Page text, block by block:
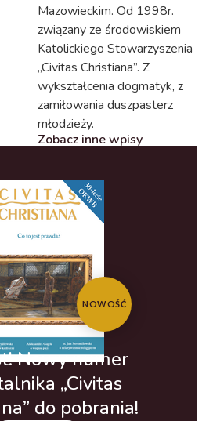
Mazowieckim. Od 1998r.
związany ze środowiskiem
Katolickiego Stowarzyszenia
„Civitas Christiana”. Z
wykształcenia dogmatyk, z
zamiłowania duszpasterz
młodzieży.
Zobacz inne wpisy
NOWOŚĆ
Nowy numer
„Civitas
do pobrania!